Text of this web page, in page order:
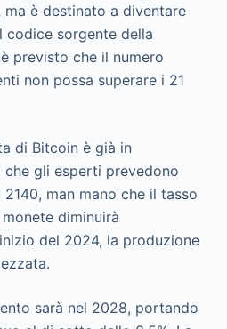
ma è destinato a diventare
codice sorgente della
previsto che il numero
non possa superare i 21
di Bitcoin è già in
gli esperti prevedono
man mano che il tasso
diminuirà
del 2024, la produzione
sarà nel 2028, portando